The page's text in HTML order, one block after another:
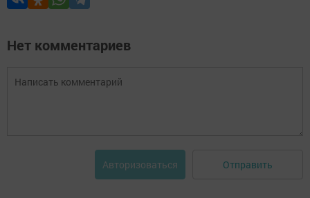
Нет комментариев
Авторизоваться Отправить